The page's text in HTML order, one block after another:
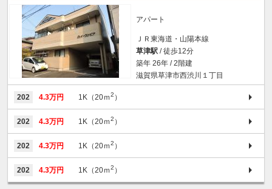
アパート
ＪＲ東海道・山陽本線
草津駅 / 徒歩12分
築年 26年 / 2階建
滋賀県草津市西渋川１丁目
202 4.3万円 1K（20ｍ2 ）
202 4.3万円 1K（20ｍ2 ）
202 4.3万円 1K（20ｍ2 ）
202 4.3万円 1K（20ｍ2 ）